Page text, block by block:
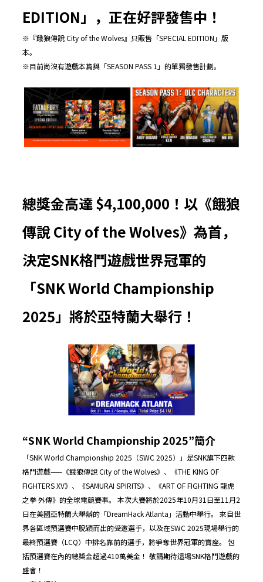
EDITION」，正在好評發售中！
※『餓狼傳說 City of the Wolves』只販售「SPECIAL EDITION」版
本。
※目前尚沒有遊戲本篇與「SEASON PASS 1」的單獨發售計劃。
總獎金高達 $4,100,000！以《餓狼
傳說 City of the Wolves》為首，
決定SNK格鬥遊戲世界冠軍的
「SNK World Championship
2025」將於亞特蘭大舉行！
“SNK World Championship 2025”簡介
「SNK World Championship 2025（SWC 2025）」是SNK旗下四款
格鬥遊戲——《餓狼傳說 City of the Wolves》、《THE KING OF
FIGHTERS XV》、《SAMURAI SPIRITS》、《ART OF FIGHTING 龍虎
之拳 外傳》的全球電競賽事。 本次大賽將於2025年10月31日至11月2
日在美國亞特蘭大舉辦的「DreamHack Atlanta」活動中舉行。 來自世
界各區域預選賽中脫穎而出的受邀選手，以及在SWC 2025現場舉行的
最終預選賽（LCQ）中排名靠前的選手，將爭奪世界冠軍的寶座。 包
括預選賽在內的總獎金超過410萬美金！ 敬請期待這場SNK格鬥遊戲的
盛會！